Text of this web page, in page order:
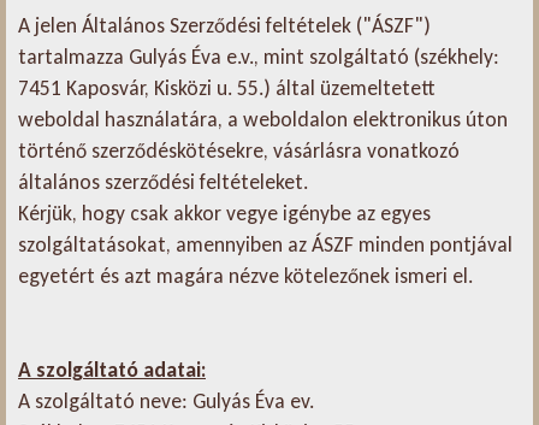
A jelen Általános Szerződési feltételek ("ÁSZF")
tartalmazza Gulyás Éva e.v., mint szolgáltató (székhely:
7451 Kaposvár, Kisközi u. 55.) által üzemeltetett
weboldal használatára, a weboldalon elektronikus úton
történő szerződéskötésekre, vásárlásra vonatkozó
általános szerződési feltételeket.
Kérjük, hogy csak akkor vegye igénybe az egyes
szolgáltatásokat, amennyiben az ÁSZF minden pontjával
egyetért és azt magára nézve kötelezőnek ismeri el.
A szolgáltató adatai:
A szolgáltató neve: Gulyás Éva ev.